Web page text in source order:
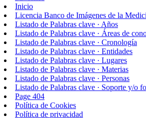
Inicio
Licencia Banco de Imágenes de la
Listado de Palabras clave · Años
Listado de Palabras clave · Áreas de
Listado de Palabras clave · Cronología
Listado de Palabras clave · Entidades
Listado de Palabras clave · Lugares
Listado de Palabras clave · Materias
Listado de Palabras clave · Personas
Listado de Palabras clave · Soporte y/o
Page 404
Política de Cookies
Política de privacidad